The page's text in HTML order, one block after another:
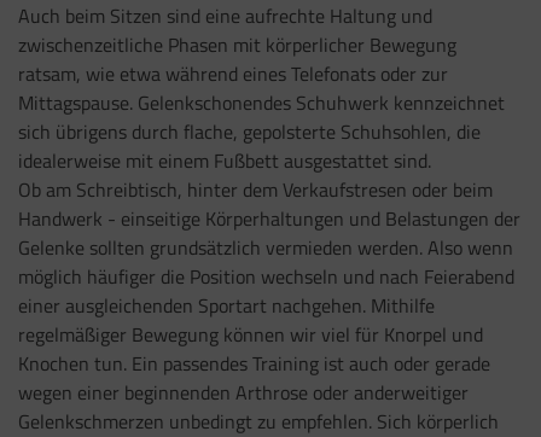
Auch beim Sitzen sind eine aufrechte Haltung und
zwischenzeitliche Phasen mit körperlicher Bewegung
ratsam, wie etwa während eines Telefonats oder zur
Mittagspause. Gelenkschonendes Schuhwerk kennzeichnet
sich übrigens durch flache, gepolsterte Schuhsohlen, die
idealerweise mit einem Fußbett ausgestattet sind.
Ob am Schreibtisch, hinter dem Verkaufstresen oder beim
Handwerk - einseitige Körperhaltungen und Belastungen der
Gelenke sollten grundsätzlich vermieden werden. Also wenn
möglich häufiger die Position wechseln und nach Feierabend
einer ausgleichenden Sportart nachgehen. Mithilfe
regelmäßiger Bewegung können wir viel für Knorpel und
Knochen tun. Ein passendes Training ist auch oder gerade
wegen einer beginnenden Arthrose oder anderweitiger
Gelenkschmerzen unbedingt zu empfehlen. Sich körperlich